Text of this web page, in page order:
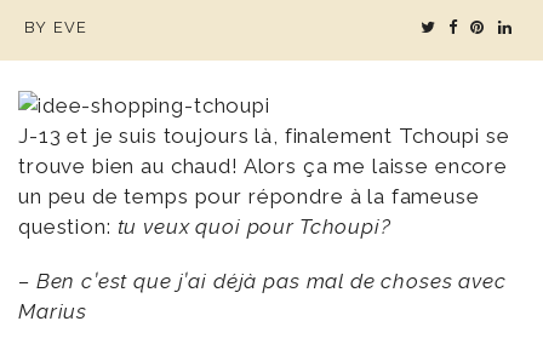
EDITORIAL
BY EVE
J-13 et je suis toujours là, finalement Tchoupi se
trouve bien au chaud! Alors ça me laisse encore
un peu de temps pour répondre à la fameuse
question: tu veux quoi pour Tchoupi?
– Ben c’est que j’ai déjà pas mal de choses avec
Marius